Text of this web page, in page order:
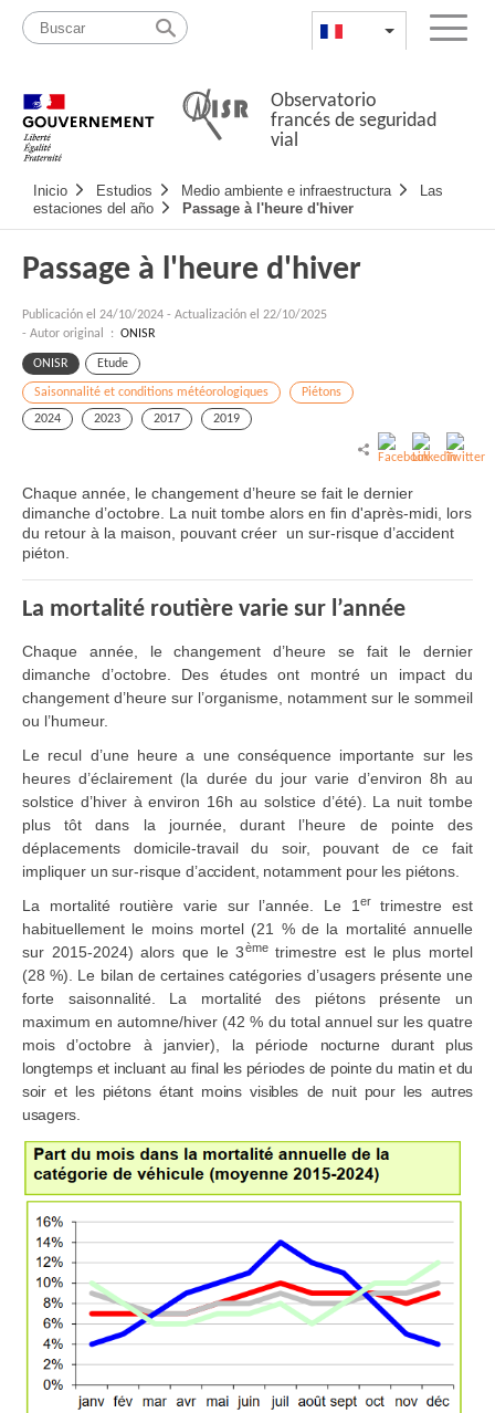
Pasar
contenido
Mapa
web
List additional
Menu
Observatorio
francés de seguridad
vial
Navigation
principale
Inicio Estudios Medio ambiente e infraestructura
Las
estaciones del año
Passage à l'heure d'hiver
Passage à l'heure d'hiver
Publicación el 24/10/2024 - Actualización el 22/10/2025
- Autor original : ONISR
ONISR Etude
Saisonnalité et conditions météorologiques
Piétons
2024
2023 2017 2019
Chaque année, le changement d’heure se fait le dernier
dimanche d’octobre. La nuit tombe alors en fin d'après-midi, lors
du retour à la maison, pouvant créer un sur-risque d’accident
piéton.
La mortalité routière varie sur l’année
Chaque année, le changement d’heure se fait le dernier
dimanche d’octobre. Des études ont montré un impact du
changement d’heure sur l’organisme, notamment sur le sommeil
ou l’humeur.
Le recul d’une heure a une conséquence importante sur les
heures d’éclairement (la durée du jour varie d’environ 8h au
solstice d’hiver à environ 16h au solstice d’été). La nuit tombe
plus tôt dans la journée, durant l’heure de pointe des
déplacements domicile-travail du soir, pouvant de ce fait
impliquer un sur-risque d’accident, notamment pour les piétons.
La mortalité routière varie sur l’année. Le 1 ertrimestre est
habituellement le moins mortel (21 % de la mortalité annuelle
sur 2015-2024) alors que le 3èmetrimestre est le plus mortel
(28 %). Le bilan de certaines catégories d’usagers présente une
forte saisonnalité. La mortalité des piétons présente un
maximum en automne/hiver (42 % du total annuel sur les quatre
mois d’octobre à janvier), la période nocturne durant plus
longtemps et incluant au final les périodes de pointe du matin et du
soir et les piétons étant moins visibles de nuit pour les autres
usagers.